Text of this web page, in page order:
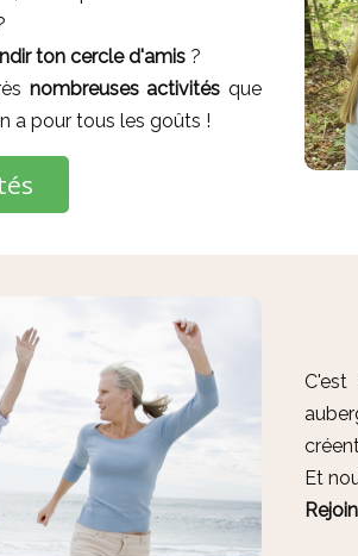
ton cercle d'amis ?
nombreuses activités que
a pour tous les goûts !
C'est
Et